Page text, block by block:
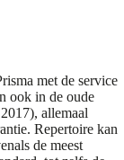
met de service
ook in de oude
allemaal
Repertoire kan
de meest